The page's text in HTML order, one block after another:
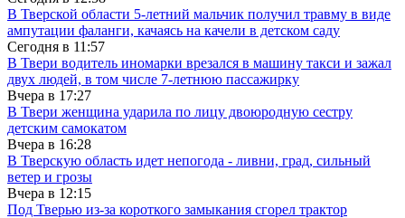
В Тверской области 5-летний мальчик получил травму в виде
ампутации фаланги, качаясь на качели в детском саду
Сегодня в 11:57
В Твери водитель иномарки врезался в машину такси и зажал
двух людей, в том числе 7-летнюю пассажирку
Вчера в 17:27
В Твери женщина ударила по лицу двоюродную сестру
детским самокатом
Вчера в 16:28
В Тверскую область идет непогода - ливни, град, сильный
ветер и грозы
Вчера в 12:15
Под Тверью из-за короткого замыкания сгорел трактор